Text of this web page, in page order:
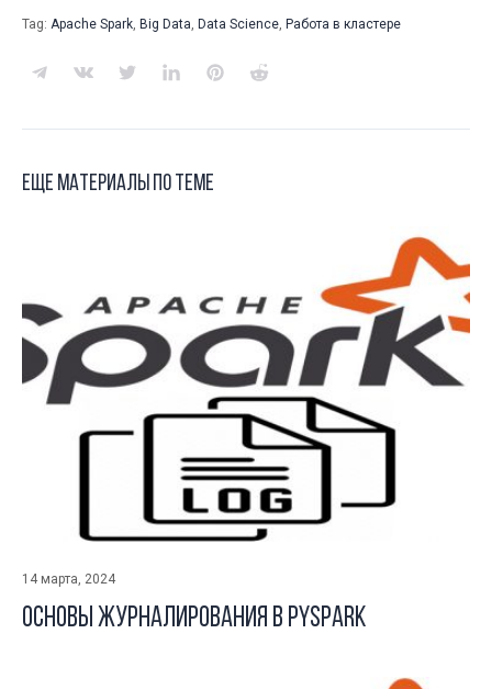
Tag: Apache Spark, Big Data, Data Science, Работа в кластере
Еще материалы по теме
14 марта, 2024
Основы журналирования в Pyspark